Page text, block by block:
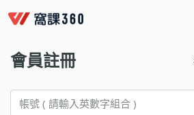
會員註冊